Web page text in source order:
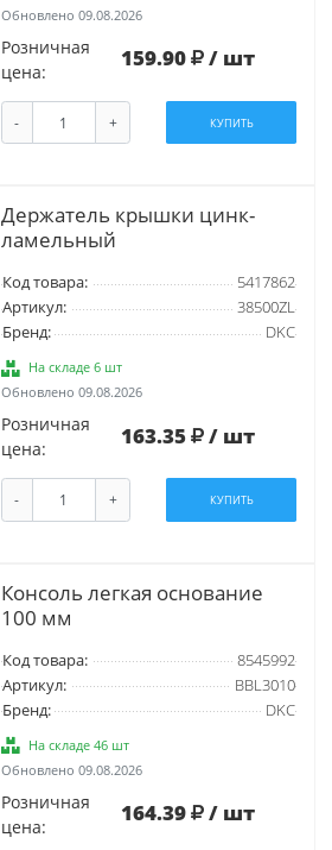
Обновлено 09.08.2026
Розничная
цена:
159.90 / шт
- + КУПИТЬ
Дeржaтeль крышки цинк-
лaмeльный
Код товара:
5417862
Артикул:
38500ZL
Бренд:
DKC
На складе 6 шт
Обновлено 09.08.2026
Розничная
цена:
163.35 / шт
- + КУПИТЬ
Консоль легкая основание
100 мм
Код товара:
8545992
Артикул:
BBL3010
Бренд:
DKC
На складе 46 шт
Обновлено 09.08.2026
Розничная
цена:
164.39 / шт